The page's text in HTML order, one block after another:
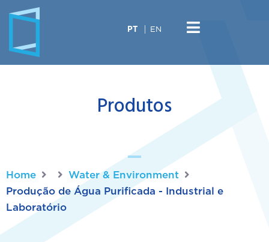
PT EN
Produtos
Home
Water & Environment
Produção de Água Purificada - Industrial e
Laboratório